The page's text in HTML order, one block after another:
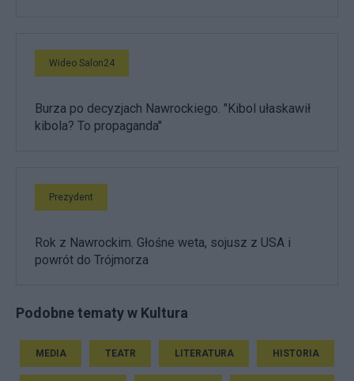
Wideo Salon24
Burza po decyzjach Nawrockiego. "Kibol ułaskawił
kibola? To propaganda"
Prezydent
Rok z Nawrockim. Głośne weta, sojusz z USA i
powrót do Trójmorza
Podobne tematy w Kultura
MEDIA TEATR LITERATURA HISTORIA